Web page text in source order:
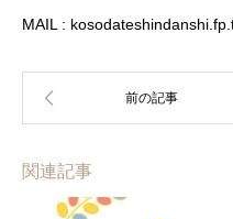
MAIL :
関連記事